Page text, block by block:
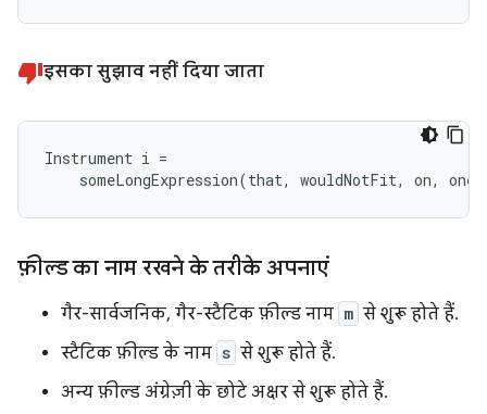
इसका सुझाव नहीं दिया जाता
Instrument i =
someLongExpression(that, wouldNotFit, on,
फ़ील्ड का नाम रखने के तरीके अपनाएं
गैर-सार्वजनिक, गैर-स्टैटिक फ़ील्ड नाम m से शुरू होते हैं.
स्टैटिक फ़ील्ड के नाम s से शुरू होते हैं.
अन्य फ़ील्ड अंग्रेज़ी के छोटे अक्षर से शुरू होते हैं.